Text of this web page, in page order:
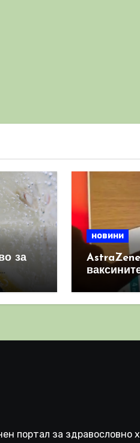
за
е
новини
като
портал за здравословно